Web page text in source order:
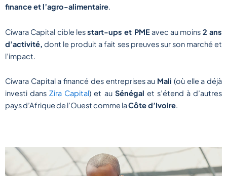
finance et l’agro-alimentaire.
Ciwara Capital cible lesstart-ups et PMEavec au moins 2 ans
d’activité, dont le produit a fait ses preuves sur son marché et
l’impact.
Ciwara Capital a financé des entreprises au Mali (où elle a déjà
investi dansZira Capital) et au Sénégal et s’étend à d’autres
pays d’Afrique de l’Ouest comme laCôte d’Ivoire.